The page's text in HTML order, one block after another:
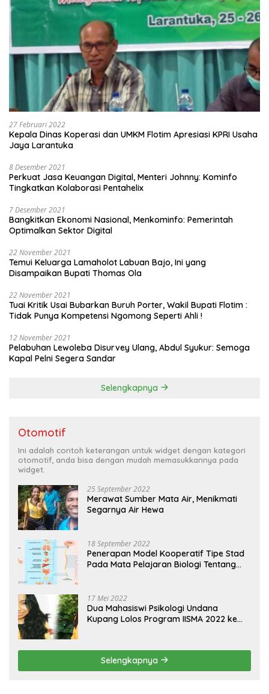
27 Februari 2022
Kepala Dinas Koperasi dan UMKM Flotim Apresiasi KPRI Usaha
Jaya Larantuka
8 Desember 2021
Perkuat Jasa Keuangan Digital, Menteri Johnny: Kominfo
Tingkatkan Kolaborasi Pentahelix
7 Desember 2021
Bangkitkan Ekonomi Nasional, Menkominfo: Pemerintah
Optimalkan Sektor Digital
22 November 2021
Temui Keluarga Lamaholot Labuan Bajo, Ini yang
Disampaikan Bupati Thomas Ola
22 November 2021
Tuai Kritik Usai Bubarkan Buruh Porter, Wakil Bupati Flotim :
Tidak Punya Kompetensi Ngomong Seperti Ahli !
12 November 2021
Pelabuhan Lewoleba Disurvey Ulang, Abdul Syukur: Semoga
Kapal Pelni Segera Sandar
Selengkapnya
Otomotif
Ini adalah contoh keterangan untuk widget dengan kategori
otomotif, anda bisa dengan mudah memasukkannya pada
widget.
25 September 2022
Merawat Sumber Mata Air, Menikmati
Segarnya Air Hewa
18 September 2022
Penerapan Model Kooperatif Tipe Stad
Pada Mata Pelajaran Biologi Tentang
17 Mei 2022
Dua Mahasiswi Psikologi Undana
Kupang Lolos Program IISMA 2022 ke
Selengkapnya